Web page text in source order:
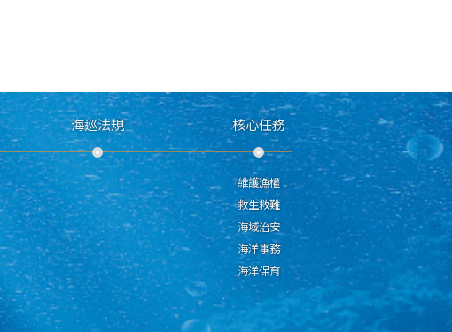
海巡法規 核心任務
維護漁權
救生救難
海域治安
海洋事務
海洋保育